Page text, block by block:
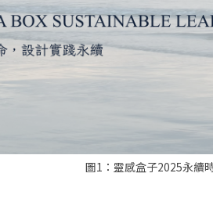
圖1：靈感盒子2025永續